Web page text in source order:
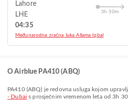
Lahore
LHE
04:35
Međunarodna zračna luka Allama Iqbal
3h 30m
O Airblue PA410 (ABQ)
PA410(ABQ) je redovna usluga kojom
- Dubai s prosječnim vremenom leta od3h